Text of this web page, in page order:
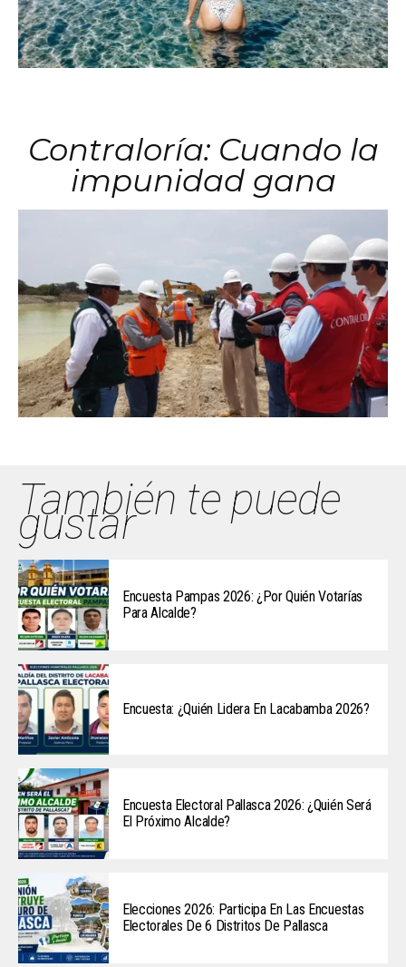
Contraloría: Cuando la
impunidad gana
También te puede
gustar
Encuesta Pampas 2026: ¿Por Quién Votarías
Para Alcalde?
Encuesta: ¿Quién Lidera En Lacabamba 2026?
Encuesta Electoral Pallasca 2026: ¿Quién Será
El Próximo Alcalde?
Elecciones 2026: Participa En Las Encuestas
Electorales De 6 Distritos De Pallasca